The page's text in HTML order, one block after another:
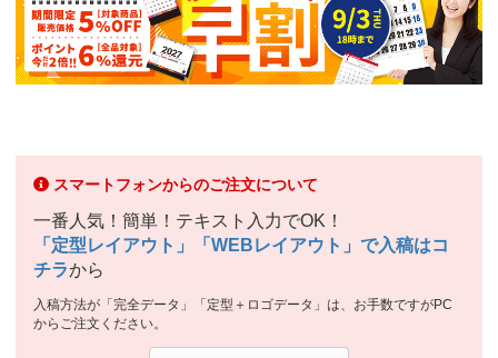
スマートフォンからのご注文について
一番人気！簡単！テキスト入力でOK！
「定型レイアウト」「WEBレイアウト」で入稿はコ
チラから
入稿方法が「完全データ」「定型＋ロゴデータ」は、お手数ですがPC
からご注文ください。